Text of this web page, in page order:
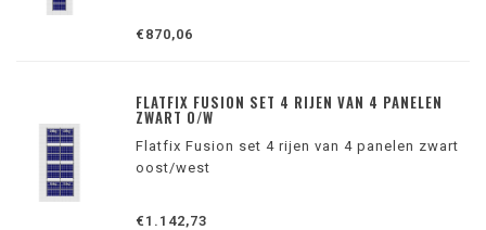
€870,06
FLATFIX FUSION SET 4 RIJEN VAN 4 PANELEN
ZWART O/W
Flatfix Fusion set 4 rijen van 4 panelen zwart
oost/west
€1.142,73